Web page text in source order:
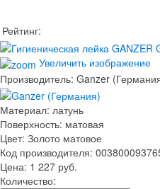
Рейтинг:
Увеличить изображение
Производитель: Ganzer
Материал: латунь
Поверхность: матовая
Цвет: Золото матовое
Код производителя:
Цена: 1 227 руб.
Количество: